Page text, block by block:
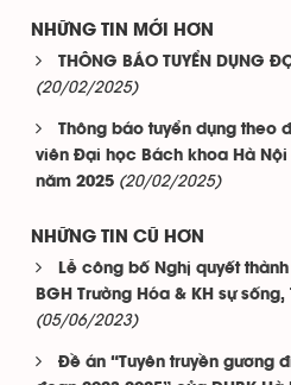
NHỮNG TIN MỚI HƠN
THÔNG BÁO TUYỂN DỤNG
(20/02/2025)
Thông báo tuyển dụng theo
viên Đại học Bách khoa Hà Nội
năm 2025 (20/02/2025)
NHỮNG TIN CŨ HƠN
Lễ công bố Nghị quyết
BGH Trường Hóa & KH sự
(05/06/2023)
Đề án “Tuyên truyền gương